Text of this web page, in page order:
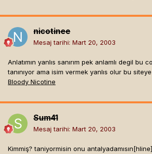
nicotinee
Mesaj tarihi: Mart 20, 2003
Anlatımın yanlıs sanırım pek anlamlı degil bu
tanınıyor ama isim vermek yanlıs olur bu
Bloody Nicotine
Sum41
Mesaj tarihi: Mart 20, 2003
Kimmiş? taniyormisin onu antalyadamısın[hline]